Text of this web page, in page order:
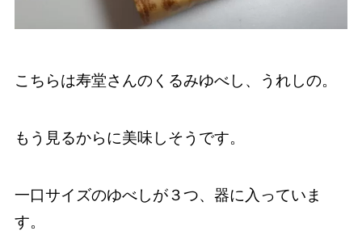
こちらは寿堂さんのくるみゆべし、うれしの。
もう見るからに美味しそうです。
一口サイズのゆべしが３つ、器に入っていま
す。